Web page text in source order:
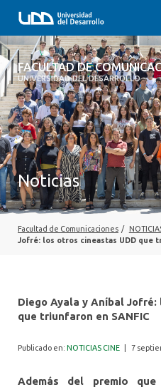
FACULTAD DE
UNIVERSIDAD DEL DESARROLLO
FACULTAD DE
INICIO
SOBRE LA FACULTAD
CARRERAS
POSTGRADOS Y EDUCACIÓN
INVESTIGACIÓN
ALUMNI
Noticias
Facultad de Comunicaciones /
Jofré: los otros cineastas UDD que
Diego Ayala y Aníbal Jofré:
que triunfaron en SANFIC
Publicado en: NOTICIAS CINE 7
Además del premio que